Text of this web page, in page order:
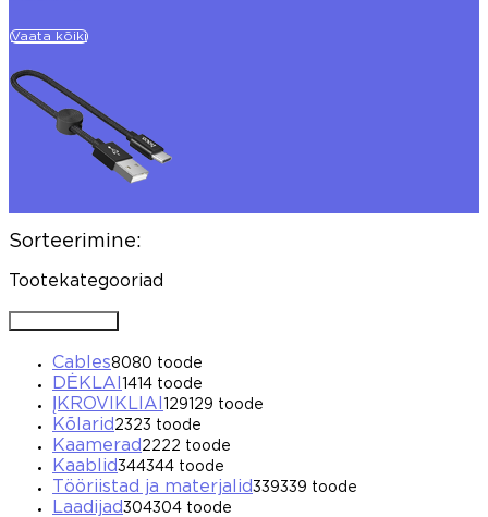
Vaata kõiki
Sorteerimine:
Tootekategooriad
Cables8080 toode
DĖKLAI 14 14 toode
ĮKROVIKLIAI 129 129 toode
Kõlarid 2323 toode
Kaamerad 2222 toode
Kaablid344344 toode
Tööriistad ja materjalid339339 toode
Laadijad304304 toode